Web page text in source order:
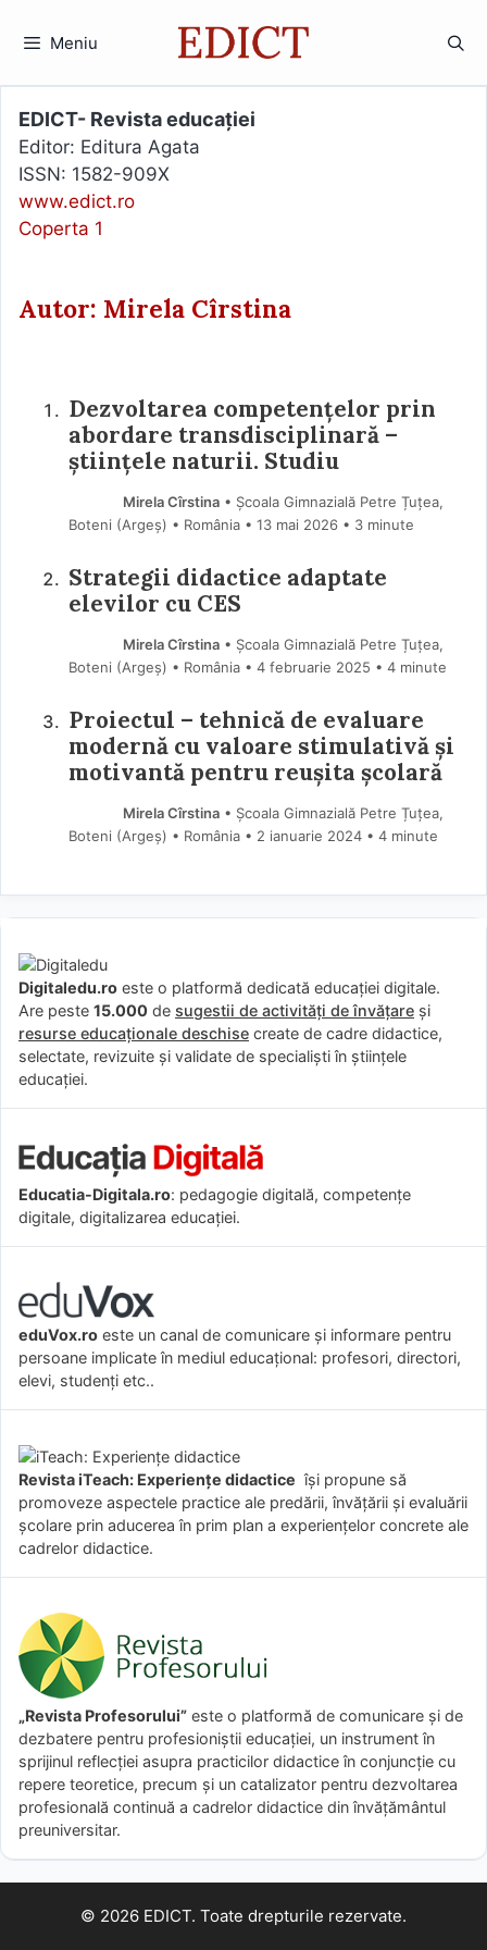
Meniu
EDICT- Revista educației
Editor: Editura Agata
ISSN: 1582-909X
www.edict.ro
Coperta 1
Autor: Mirela Cîrstina
Dezvoltarea competențelor prin
abordare transdisciplinară –
științele naturii. Studiu
Mirela Cîrstina• Școala Gimnazială Petre Țuțea,
Boteni (Argeş) • România
13 mai 2026 • 3 minute
Strategii didactice adaptate
elevilor cu CES
Mirela Cîrstina• Școala Gimnazială Petre Țuțea,
Boteni (Argeş) • România
4 februarie 2025 • 4 minute
Proiectul – tehnică de evaluare
modernă cu valoare stimulativă și
motivantă pentru reușita școlară
Mirela Cîrstina• Școala Gimnazială Petre Țuțea,
Boteni (Argeş) • România
2 ianuarie 2024 • 4 minute
Digitaledu.ro este o platformă dedicată educației digitale.
Are peste 15.000 de sugestii de activități de învățare și
resurse educaționale deschise create de cadre didactice,
selectate, revizuite și validate de specialiști în științele
educației.
Educatia-Digitala.ro: pedagogie digitală, competențe
digitale, digitalizarea educației.
eduVox.ro este un canal de comunicare și informare pentru
persoane implicate în mediul educațional: profesori, directori,
elevi, studenți etc..
Revista iTeach: Experienţe didactice îşi propune să
promoveze aspectele practice ale predării, învăţării şi evaluării
şcolare prin aducerea în prim plan a experienţelor concrete ale
cadrelor didactice.
„Revista Profesorului” este o platformă de comunicare și de
dezbatere pentru profesioniștii educației, un instrument în
sprijinul reflecției asupra practicilor didactice în conjuncție cu
repere teoretice, precum și un catalizator pentru dezvoltarea
profesională continuă a cadrelor didactice din învățământul
preuniversitar.
© 2026 EDICT. Toate drepturile rezervate.